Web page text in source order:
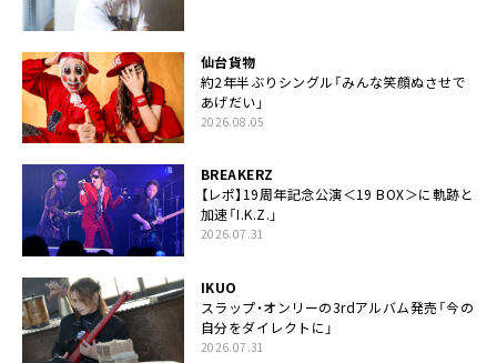
仙台貨物
約2年半ぶりシングル「みんな笑顔ぬさせで
あげだい」
2026.08.05
BREAKERZ
【レポ】19周年記念公演＜19 BOX＞に軌跡と
加速「I.K.Z.」
2026.07.31
IKUO
スラップ・オンリーの3rdアルバム発売「今の
自分をダイレクトに」
2026.07.31